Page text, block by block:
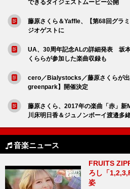
できるダイジェストムービー公開
藤原さくら＆Yaffle、【第68回グラ
ジオゲストに
UA、30周年記念ALの詳細発表 坂
くららが参加した楽曲収録も
cero／Bialystocks／藤原さくらが
greenpark】開催決定
藤原さくら、2017年の楽曲「赤」
川床明日香＆ジュノンボーイ渡邉多
音楽ニュース
FRUITS
ろし「
姿